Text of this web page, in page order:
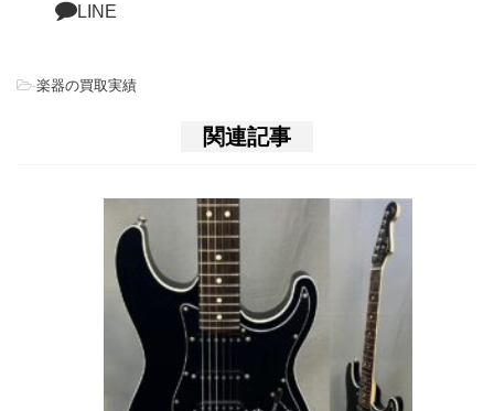
LINE
-楽器の買取実績
関連記事